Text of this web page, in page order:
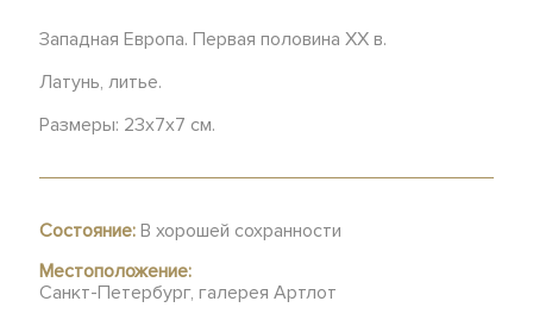
Западная Европа. Первая половина XX в.
Латунь, литье.
Размеры: 23х7х7 см.
Состояние: В хорошей сохранности
Местоположение:
Санкт-Петербург, галерея Артлот